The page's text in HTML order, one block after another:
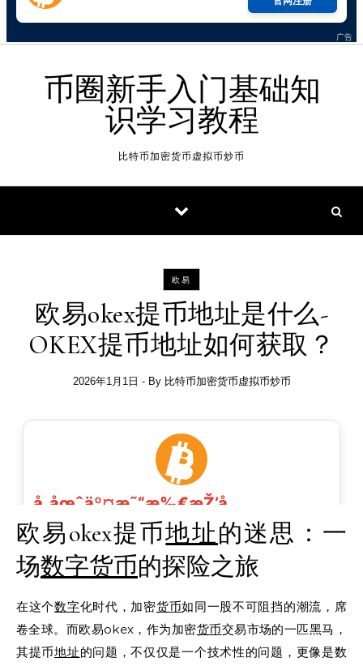
币圈新手入门基础知
识学习教程
比特币加密货币虚拟币炒币
欧易
欧易okex提币地址是什么-
OKEX提币地址如何获取？
2026年1月1日 - By 比特币加密货币虚拟币炒币
欧易okex提币地址的迷思：一
场数字货币的探险之旅
在这个数字化时代，加密货币如同一股不可阻挡的潮流，席
卷全球。而欧易okex，作为加密货币交易市场的一匹黑马，
其提币地址的问题，不仅仅是一个技术性的问题，更像是数